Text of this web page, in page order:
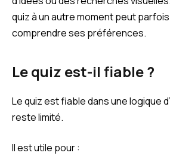
quiz à un autre moment peut
comprendre ses préférences.
Le quiz est-il fiable ?
Le quiz est fiable dans une logique
reste limité.
Il est utile pour :